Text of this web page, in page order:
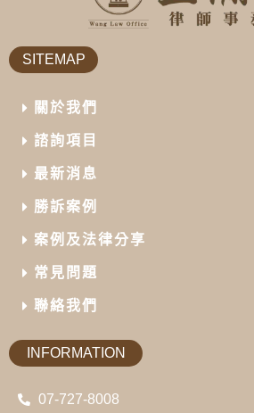
SITEMAP
關於我們
諮詢項目
最新消息
勝訴案例
案例及法律分享
常見問題
聯絡我們
INFORMATION
07-727-8008